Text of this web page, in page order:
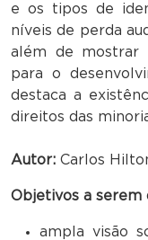
e os tipos de
níveis de perda
além de mostrar
para o
destaca a
direitos das
Autor: Carlos
Objetivos a serem
ampla visão